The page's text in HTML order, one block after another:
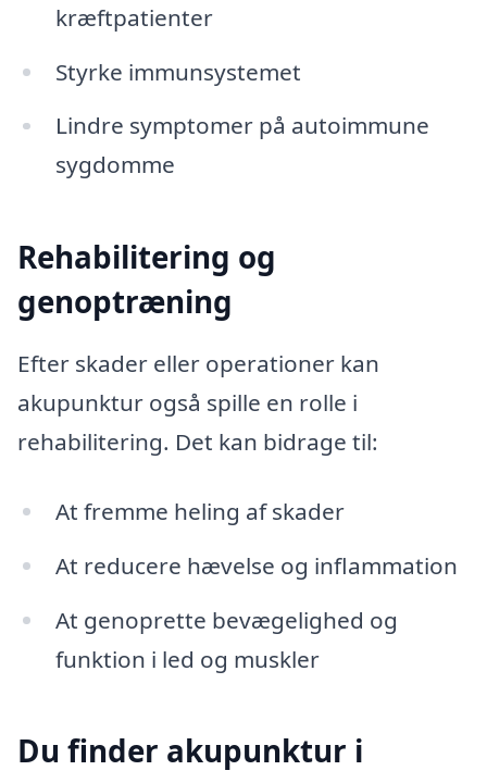
kræftpatienter
Styrke immunsystemet
Lindre symptomer på autoimmune
sygdomme
Rehabilitering og
genoptræning
Efter skader eller operationer kan
akupunktur også spille en rolle i
rehabilitering. Det kan bidrage til:
At fremme heling af skader
At reducere hævelse og inflammation
At genoprette bevægelighed og
funktion i led og muskler
Du finder akupunktur i